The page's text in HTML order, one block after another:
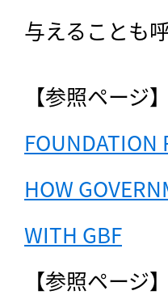
与えることも
【参照ページ】
FOUNDATION
HOW
WITH GBF
【参照ページ】